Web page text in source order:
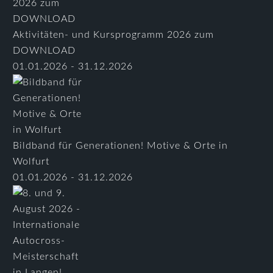
Aktivitäten- und Kursprogramm 2026 zum
DOWNLOAD
01.01.2026 - 31.12.2026
Bildband für Generationen! Motive & Orte in
Wolfurt
01.01.2026 - 31.12.2026